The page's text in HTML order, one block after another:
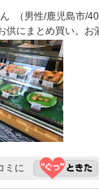
（男性/鹿児島市/40
供にまとめ買い。
ミに